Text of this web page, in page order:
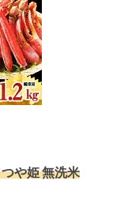
や姫 無洗米